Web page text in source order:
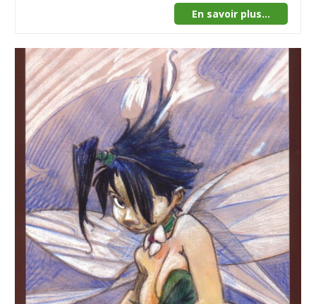
En savoir plus...